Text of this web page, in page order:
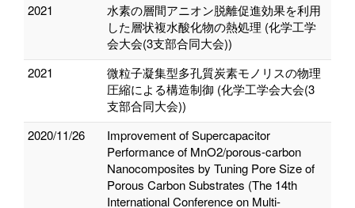
2021
水素の層間アニオン脱離促進効果を利用
した層状複水酸化物の熱処理 (化学工学
会大会(3支部合同大会))
2021
微粒子凝集型多孔質炭素モノリスの物理
圧縮による構造制御 (化学工学会大会(3
支部合同大会))
2020/11/26
Improvement of Supercapacitor
Performance of MnO2/porous-carbon
Nanocomposites by Tuning Pore Size of
Porous Carbon Substrates (The 14th
International Conference on Multi-